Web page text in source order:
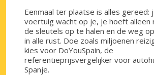
Eenmaal ter plaatse is alles gereed:
voertuig wacht op je, je hoeft alleen
de sleutels op te halen en de weg
in alle rust. Doe zoals miljoenen
kies voor DoYouSpain, de
referentieprijsvergelijker voor
Spanje.